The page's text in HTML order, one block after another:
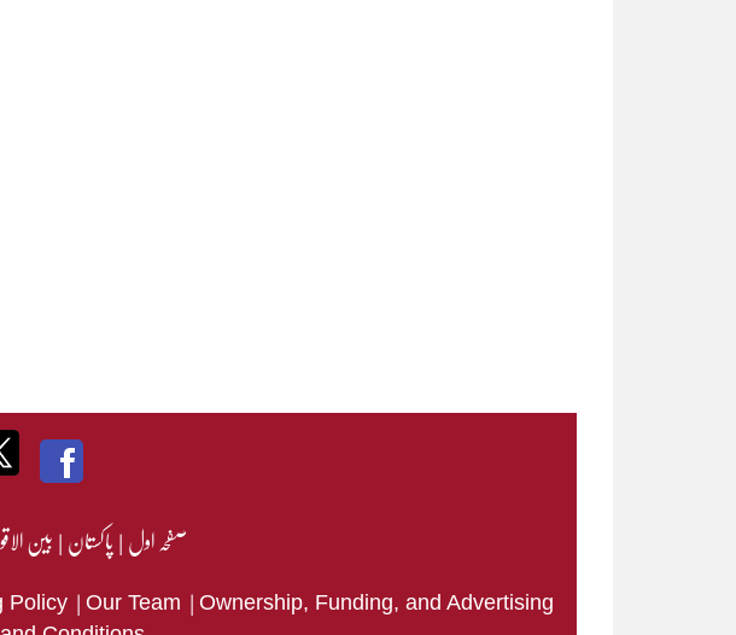
صفحہ اول|پاکستان|بین
Policy | Our Team | Ownership, Funding, and Advertising